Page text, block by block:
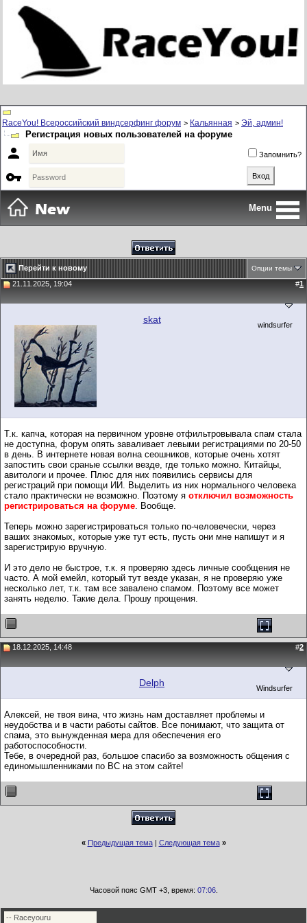
RaceYou! Всероссийский виндсерфинг форум > Кальянная > Эй, админ!
Регистрация новых пользователей на форуме
 Запомнить?

Menu
Перейти к новому Опции темы
21.11.2025, 19:04 #1
skat windsurfer
Т.к. капча, которая на первичном уровне отфильтровывала спам стала
не доступна, форум опять заваливает левыми регистрациями по 20-50
в день. В интернете новая волна сеошников, которые очень хотят
запостить свои сраные ссылки везде, где только можно. Китайцы,
авитологи и прочее. Плюс для них появились сервисы для
регистраций при помощи ИИ. Выделить из них нормального человека
стало практически не возможно. Поэтому я отключил возможность
регистрироваться на форуме. Вообще.
Теперь можно зарегистрироваться только по-человечески, через
ваших знакомых, которые уже тут есть, пусть они мне напишут и я
зарегистрирую вручную.
И это дело не быстрое, т.к. я проверяю здесь личные сообщения не
часто. А мой емейл, который тут везде указан, я не проверяю уже
несколько лет, т.к. там все завалено спамом. Поэтому все может
занять неделю. Такие дела. Прошу прощения.
18.12.2025, 14:48 #2
Delph Windsurfer
Алексей, не твоя вина, что жизнь нам доставляет проблемы и
неудобства и в части работы сайтов. Все понимают, что защита от
спама, это вынужденная мера для обеспечения его
работоспособности.
Тебе, в очередной раз, большое спасибо за возможность общения с
единомышленниками по ВС на этом сайте!
« Предыдущая тема| Следующая тема »
Часовой пояс GMT +3, время: 07:06.